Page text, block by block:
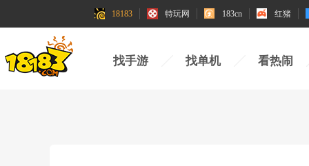
18183 特玩网 183cn 红猪
找手游 找单机 看热闹